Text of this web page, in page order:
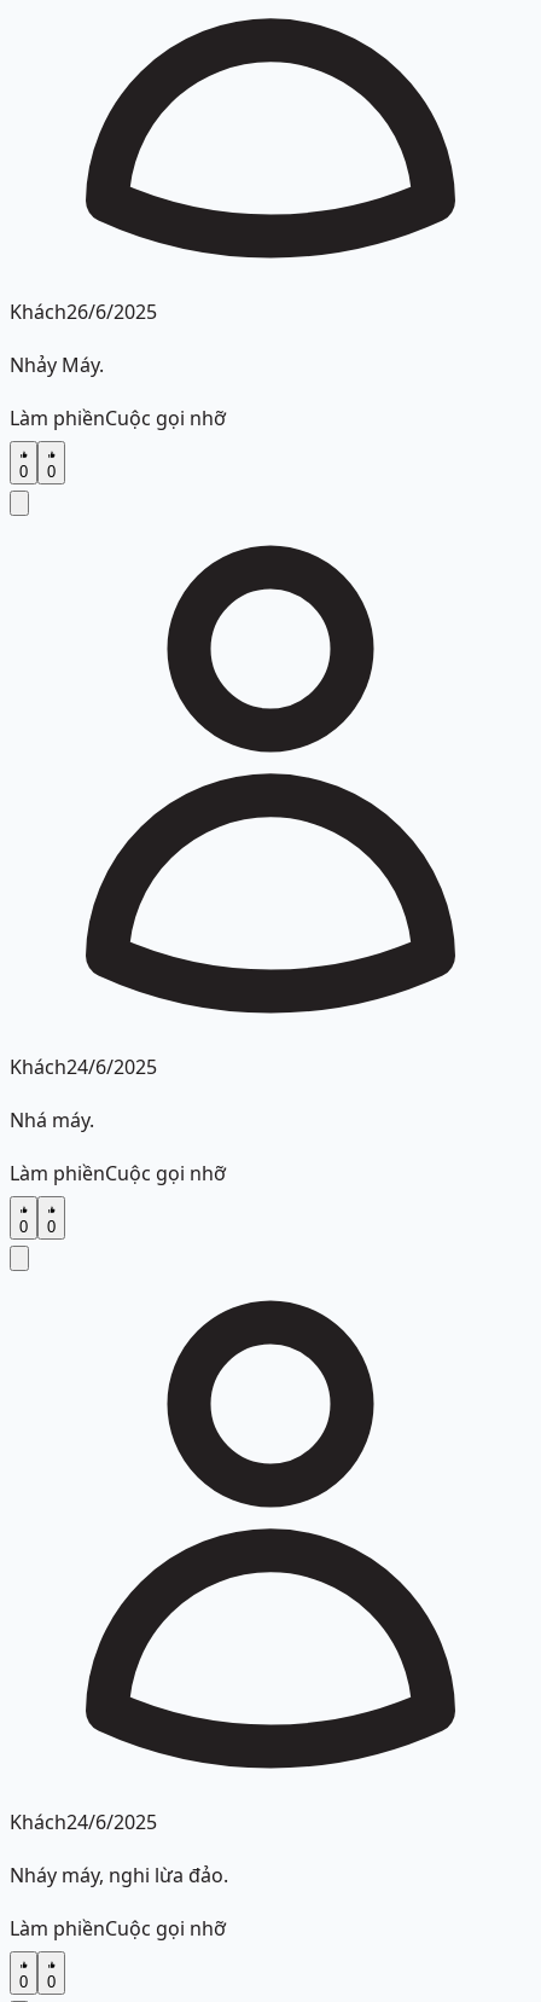
Khách26/6/2025
Nhảy Máy.
Làm phiềnCuộc gọi nhỡ
0 0
Khách24/6/2025
Nhá máy.
Làm phiềnCuộc gọi nhỡ
0 0
Khách24/6/2025
Nháy máy, nghi lừa đảo.
Làm phiềnCuộc gọi nhỡ
0 0